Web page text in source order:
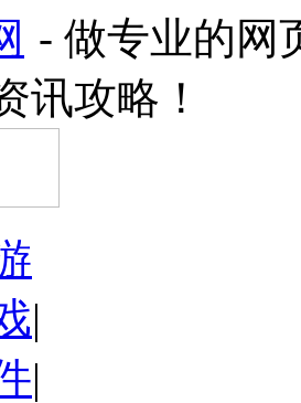
- 做专业的网
讯攻略！
|
|